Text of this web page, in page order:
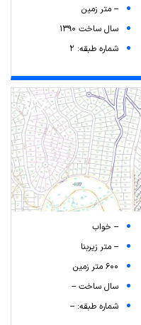
-- متر زمین
سال ساخت 1390
شماره طبقه: 2
-- خواب
-- متر زیربنا
600 متر زمین
سال ساخت --
شماره طبقه: --